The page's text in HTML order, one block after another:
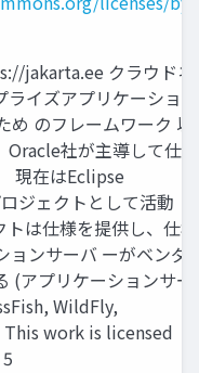
jakarta.ee クラウドネ
ライズアプリケーショ
のフレームワーク 以
Oracle社が主導して仕
現在はEclipse
ジェクトとして活動
は仕様を提供し、仕様
ョンサーバ ーがベンダ
(アプリケーションサー
WildFly,
work is licensed